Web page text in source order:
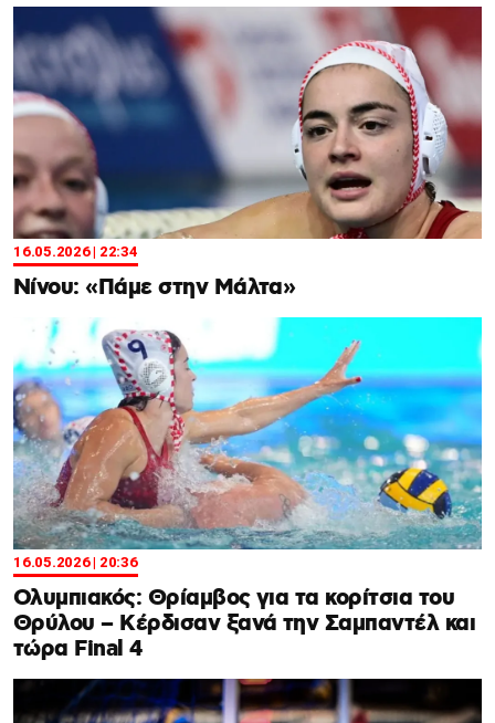
16.05.2026 | 22:34
Nίνου: «Πάμε στην Μάλτα»
16.05.2026 | 20:36
Ολυμπιακός: Θρίαμβος για τα κορίτσια του
Θρύλου – Κέρδισαν ξανά την Σαμπαντέλ και
τώρα Final 4